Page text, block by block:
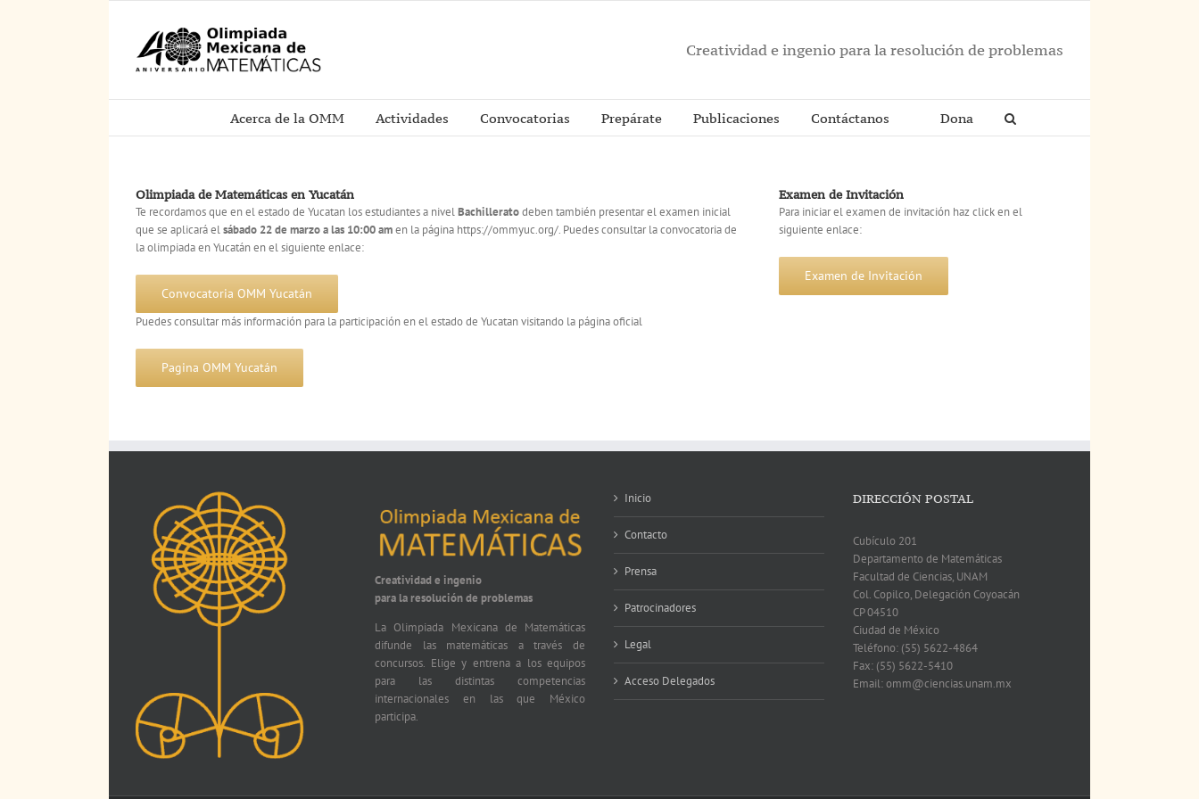
Creatividad e ingenio para la resolución de problemas
Acerca de la OMM Actividades Convocatorias Prepárate Publicaciones Contáctanos Dona
Olimpiada de Matemáticas en Yucatán
Te recordamos que en el estado de Yucatan los estudiantes a nivelBachilleratodeben también presentar el examen inicial
que se aplicará elsábado 22 de marzo a las 10:00 amen la página https://ommyuc.org/. Puedes consultar la convocatoria de
la olimpiada en Yucatán en el siguiente enlace:
Convocatoria OMM Yucatán
Puedes consultar más información para la participación en el estado de Yucatan visitando la página oficial
Pagina OMM Yucatán
Examen de Invitación
Para iniciar el examen de invitación haz click en el
siguiente enlace:
Examen de Invitación
Creatividad e ingenio
para la resolución de problemas
La Olimpiada Mexicana de Matemáticas
difunde las matemáticas a través de
concursos. Elige y entrena a los equipos
para las distintas competencias
internacionales en las que México
participa.
Inicio
Contacto
Prensa
Patrocinadores
Legal
Acceso Delegados
DIRECCIÓN POSTAL
Cubículo 201
Departamento de Matemáticas
Facultad de Ciencias, UNAM
Col. Copilco, Delegación Coyoacán
CP 04510
Ciudad de México
Teléfono: (55) 5622-4864
Fax: (55) 5622-5410
Email: omm@ciencias.unam.mx